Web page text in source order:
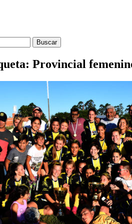
Provincial